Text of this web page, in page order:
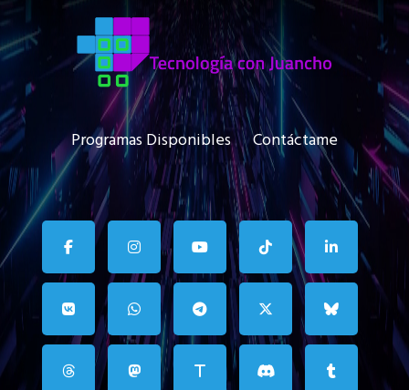
Programas Disponibles Contáctame